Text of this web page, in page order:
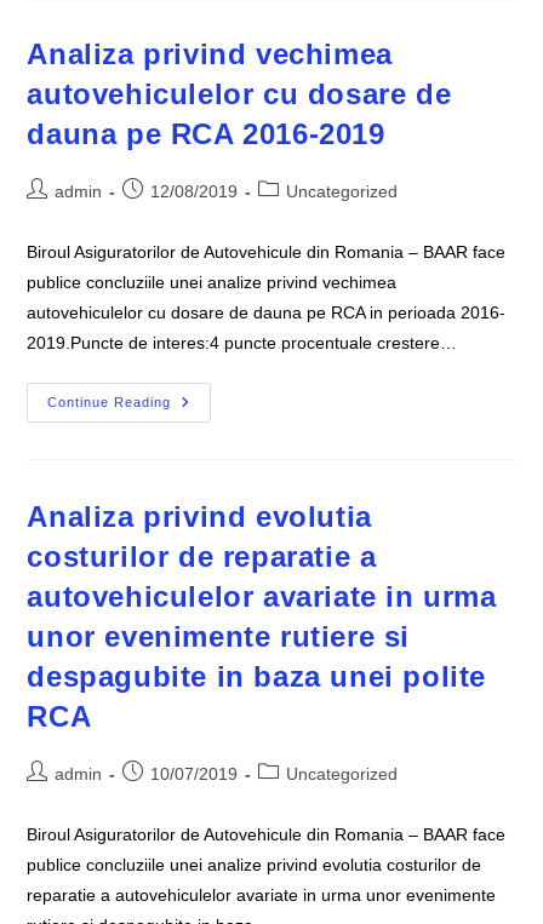
Autovehiculelor
In
Comparativ
Cu
Polonia,
Cehia,
Analiza privind vechimea
autovehiculelor cu dosare de
dauna pe RCA 2016-2019
Postadmin
Post12/08/2019
PostUncategorized
Biroul Asiguratorilor de Autovehicule din Romania – BAAR face
publice concluziile unei analize privind vechimea
autovehiculelor cu dosare de dauna pe RCA in perioada 2016-
2019.Puncte de interes:4 puncte procentuale crestere…
Continue Reading
Analiza
Privind
De
Dauna
RCA
2016-
2019
Analiza privind evolutia
costurilor de reparatie a
autovehiculelor avariate in urma
unor evenimente rutiere si
despagubite in baza unei polite
RCA
Postadmin
Post10/07/2019
PostUncategorized
Biroul Asiguratorilor de Autovehicule din Romania – BAAR face
publice concluziile unei analize privind evolutia costurilor de
reparatie a autovehiculelor avariate in urma unor evenimente